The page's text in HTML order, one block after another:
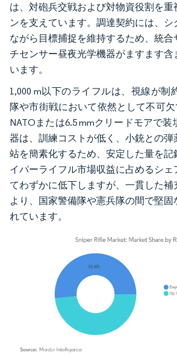
は、対砲兵交戦および対物資役割を重
ンを支えています。調達契約には、シ
ながら目標捕捉を維持するため、統
チセンサー昼夜光学機器がますます含
います。
1,000 m以下のライフルは、視線が制
隊や市街戦において依然として不可
NATOまたは6.5 mmクリードモアで
器は、訓練コストが低く、小銃との
站を簡素化するため、安定した量を記
イパーライフル市場収益に占めるシェ
てわずかに低下しますが、一貫した補
より、国家警備隊や憲兵隊の間で堅固
れています。